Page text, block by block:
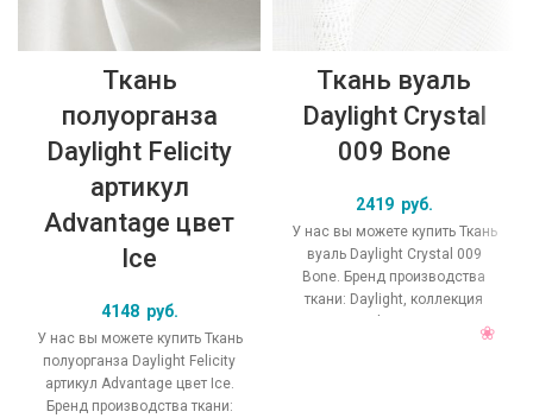
Ткань
полуорганза
Daylight Felicity
артикул
Advantage цвет
Ice
4148 руб.
У нас вы можете купить Ткань
полуорганза Daylight Felicity
артикул Advantage цвет Ice.
Бренд производства ткани:
Ткань вуаль
Daylight Crystal
009 Bone
2419 руб.
У нас вы можете купить Ткань
вуаль Daylight Crystal 009
Bone. Бренд производства
ткани: Daylight, коллекция
Crystal, основной